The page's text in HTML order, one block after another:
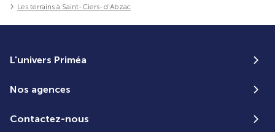
Les terrains à Saint-Ciers-d'Abzac
L'univers Priméa
Nos agences
Contactez-nous